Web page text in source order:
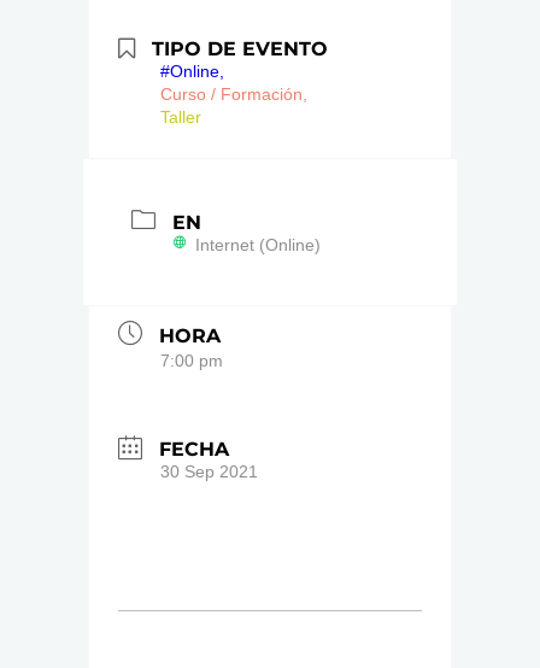
TIPO DE EVENTO
#Online,
Curso / Formación,
Taller
EN
Internet (Online)
HORA
7:00 pm
FECHA
30 Sep 2021